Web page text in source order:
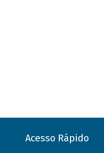
Acesso Rápido